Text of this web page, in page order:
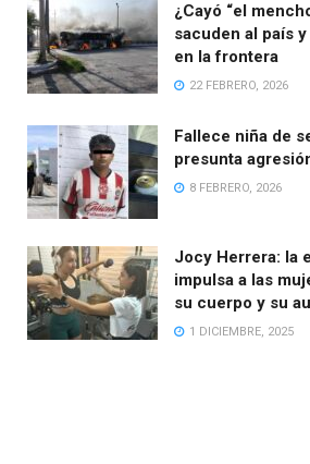
¿Cayó “el
sacuden al país
en la frontera
22 FEBRERO, 2026
Fallece niña de
presunta
8 FEBRERO, 2026
Jocy Herrera: la
impulsa a las
su cuerpo y su
1 DICIEMBRE, 2025